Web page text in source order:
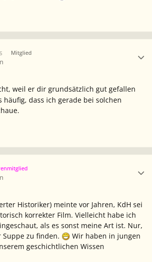
Mitglied
weil er dir grundsätzlich gut gefallen
häufig, dass ich gerade bei solchen
Historiker) meinte vor Jahren, KdH sei
korrekter Film. Vielleicht habe ich
als es sonst meine Art ist. Nur,
Suppe zu finden.
Wir haben in jungen
geschichtlichen Wissen